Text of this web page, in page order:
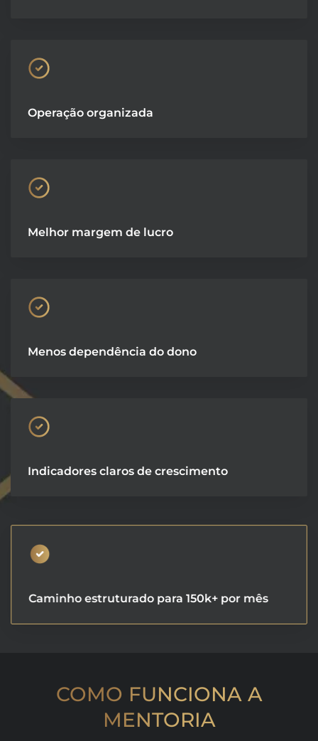
Operação organizada
Melhor margem de lucro
Menos dependência do dono
Indicadores claros de crescimento
Caminho estruturado para 150k+ por mês
COMO FUNCIONA A
MENTORIA